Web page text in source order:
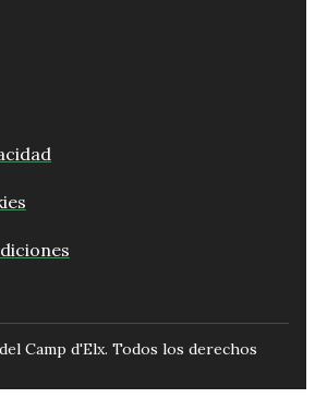
Camp d'Elx. Todos los derechos